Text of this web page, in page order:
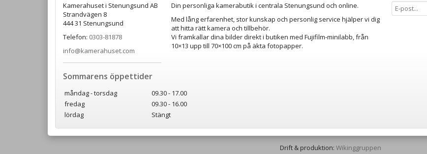
Kamerahuset i Stenungsund AB
Strandvägen 8
444 31 Stenungsund
Telefon: 0303-81878
info@kamerahuset.com
Sommarens öppettider
måndag - torsdag
09.30 - 17.00
fredag
09.30 - 16.00
lördag
Stängt
Din personliga kamerabutik i centrala Stenungsund och online.
Med lång erfarenhet, stor kunskap och personlig service hjälper vi dig
att hitta rätt kamera och tillbehör.
Vi framkallar dina bilder direkt i butiken med Fujifilm-minilabb, från
10×13 upp till 70×100 cm på äkta fotopapper.
Drift & produktion: Wikinggruppen